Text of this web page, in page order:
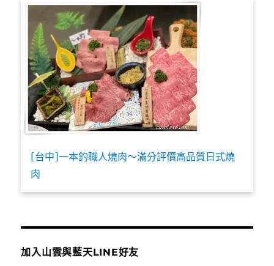
[台中]一本釣職人燒肉～滿分評價高品質日式燒
肉
加入山雲與藍天LINE好友